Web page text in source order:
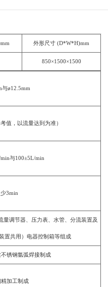
外形尺寸 (D*W*H)mm
850×1500×1500
与ø12.5mm
值，以流量达到为准）
与100±5L/min
3min
量调节器、压力表、水管、分流装置及
置共用）电器控制箱等组成
锈钢氩弧焊接制成
加工制成